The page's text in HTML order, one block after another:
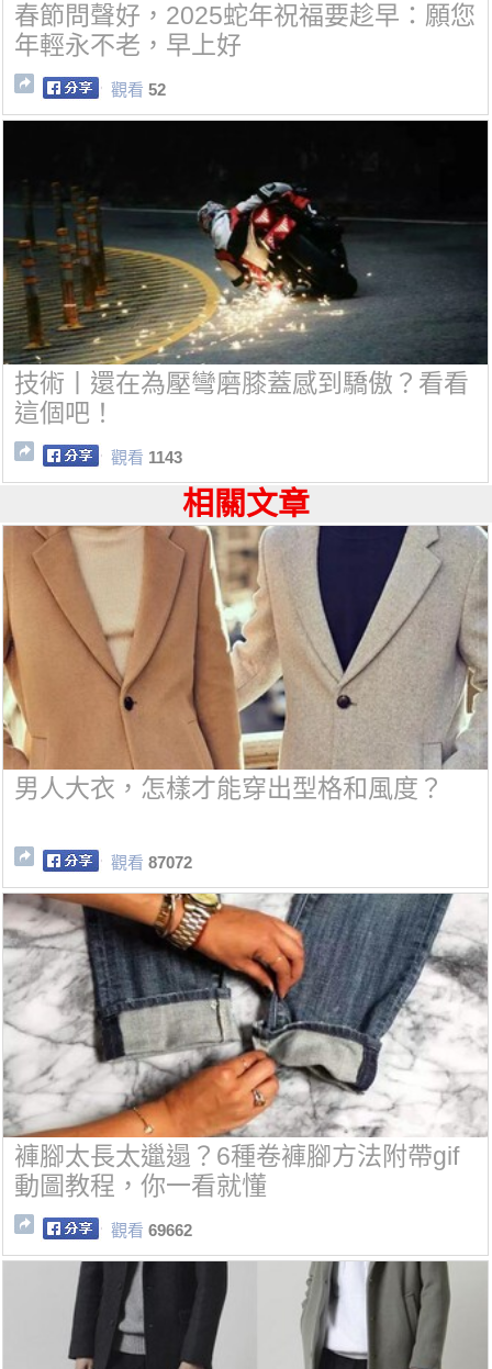
春節問聲好，2025蛇年祝福要趁早：願您
年輕永不老，早上好
觀看 52
技術丨還在為壓彎磨膝蓋感到驕傲？看看
這個吧！
觀看 1143
相關文章
男人大衣，怎樣才能穿出型格和風度？
觀看 87072
褲腳太長太邋遢？6種卷褲腳方法附帶gif
動圖教程，你一看就懂
觀看 69662